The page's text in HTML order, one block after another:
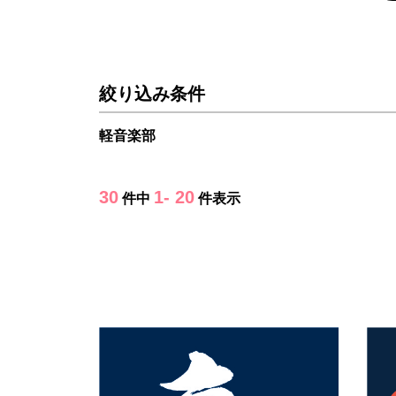
絞り込み条件
軽音楽部
30 件中 1- 20 件表示